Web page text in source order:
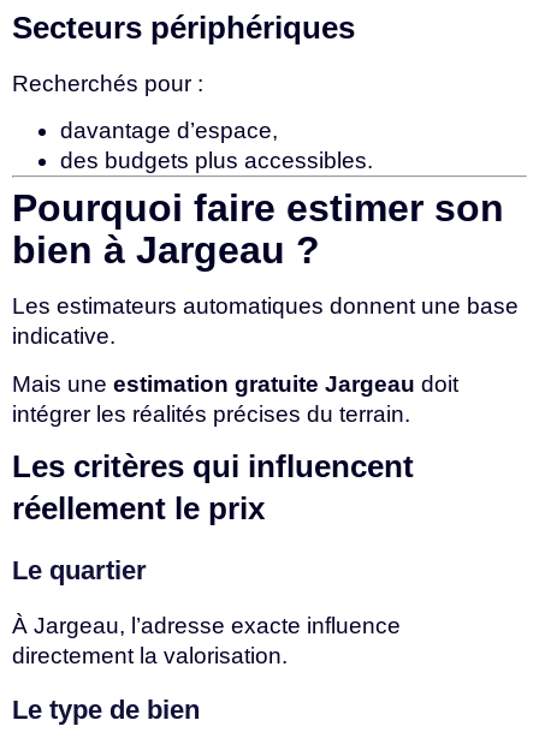
Secteurs périphériques
Recherchés pour :
davantage d’espace,
des budgets plus accessibles.
Pourquoi faire estimer son
bien à Jargeau ?
Les estimateurs automatiques donnent une base
indicative.
Mais une estimation gratuite Jargeau doit
intégrer les réalités précises du terrain.
Les critères qui influencent
réellement le prix
Le quartier
À Jargeau, l’adresse exacte influence
directement la valorisation.
Le type de bien